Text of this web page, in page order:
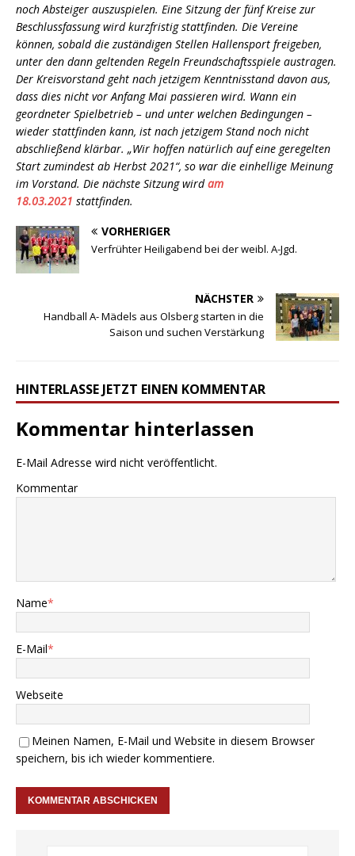
noch Absteiger auszuspielen. Eine Sitzung der fünf Kreise zur
Beschlussfassung wird kurzfristig stattfinden. Die Vereine
können, sobald die zuständigen Stellen Hallensport freigeben,
unter den dann geltenden Regeln Freundschaftsspiele austragen.
Der Kreisvorstand geht nach jetzigem Kenntnisstand davon aus,
dass dies nicht vor Anfang Mai passieren wird. Wann ein
geordneter Spielbetrieb – und unter welchen Bedingungen –
wieder stattfinden kann, ist nach jetzigem Stand noch nicht
abschließend klärbar. „Wir hoffen natürlich auf eine geregelten
Start zumindest ab Herbst 2021“, so war die einhellige Meinung
im Vorstand. Die nächste Sitzung wirdam
18.03.2021 stattfinden.
VORHERIGER
Verfrühter Heiligabend bei der weibl. A-Jgd.
NÄCHSTER
Handball A- Mädels aus Olsberg starten in die
Saison und suchen Verstärkung
HINTERLASSE JETZT EINEN KOMMENTAR
Kommentar hinterlassen
E-Mail Adresse wird nicht veröffentlicht.
Kommentar
Name*
E-Mail*
Webseite
Meinen Namen, E-Mail und Website in diesem Browser
speichern, bis ich wieder kommentiere.